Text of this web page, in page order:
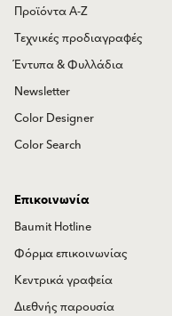
Προϊόντα Α-Ζ
Τεχνικές προδιαγραφές
Έντυπα & Φυλλάδια
Newsletter
Color Designer
Color Search
Επικοινωνία
Baumit Hotline
Φόρμα επικοινωνίας
Κεντρικά γραφεία
Διεθνής παρουσία